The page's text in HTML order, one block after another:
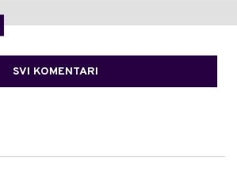
SVI KOMENTARI